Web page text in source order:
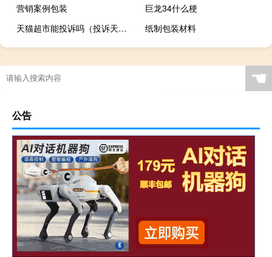
营销案例包装
巨龙34什么梗
天猫超市能投诉吗（投诉天猫超市怎么投诉）
纸制包装材料
☚
公告